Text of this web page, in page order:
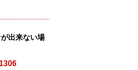
出来ない場